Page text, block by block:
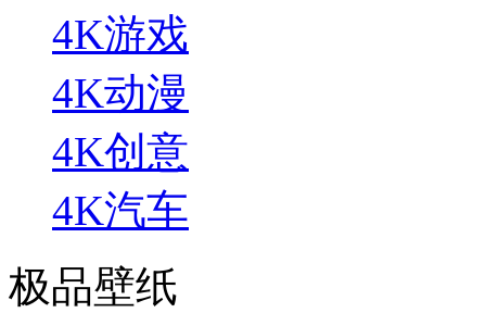
4K游戏
4K动漫
4K创意
4K汽车
极品壁纸